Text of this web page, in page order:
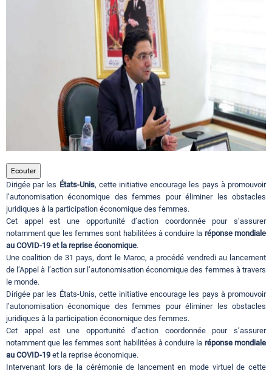
Evenements
Contact
Ecouter
Dirigée par les États-Unis, cette initiative encourage les pays à promouvoir
l’autonomisation économique des femmes pour éliminer les obstacles
juridiques à la participation économique des femmes.
Cet appel est une opportunité d’action coordonnée pour s’assurer
notamment que les femmes sont habilitées à conduire la réponse mondiale
au COVID-19 et la reprise économique.
Une coalition de 31 pays, dont le Maroc, a procédé vendredi au lancement
de l’Appel à l’action sur l’autonomisation économique des femmes à travers
le monde.
Dirigée par les États-Unis, cette initiative encourage les pays à promouvoir
l’autonomisation économique des femmes pour éliminer les obstacles
juridiques à la participation économique des femmes.
Cet appel est une opportunité d’action coordonnée pour s’assurer
notamment que les femmes sont habilitées à conduire la réponse mondiale
au COVID-19 et la reprise économique.
Intervenant lors de la cérémonie de lancement en mode virtuel de cette